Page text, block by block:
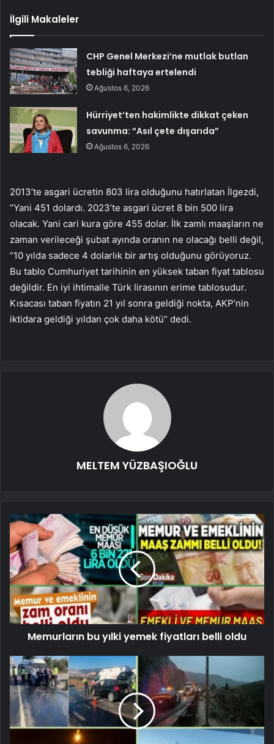
İlgili Makaleler
CHP Genel Merkezi’ne mutlak butlan
tebliği haftaya ertelendi
Ağustos 6, 2026
Hürriyet’ten hakimlikte dikkat çeken
savunma: “Asıl çete dışarıda”
Ağustos 6, 2026
2013’te asgari ücretin 803 lira olduğunu hatırlatan İlgezdi,
“Yani 451 dolardı. 2023’te asgari ücret 8 bin 500 lira
olacak. Yani cari kura göre 455 dolar. İlk zamlı maaşların ne
zaman verileceği şubat ayında oranın ne olacağı belli değil,
“10 yılda sadece 4 dolarlık bir artış olduğunu görüyoruz.
Bu tablo Cumhuriyet tarihinin en yüksek taban fiyat tablosu
değildir. En iyi ihtimalle Türk lirasının erime tablosudur.
Kısacası taban fiyatın 21 yıl sonra geldiği nokta, AKP’nin
iktidara geldiği yıldan çok daha kötü” dedi.
MELTEM YÜZBAŞIOĞLU
Memurların bu yılki yemek fiyatları belli oldu